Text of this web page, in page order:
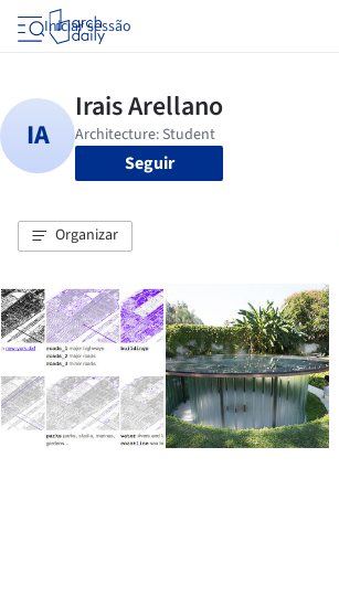
Iniciar sessão
Seguir
Organizar